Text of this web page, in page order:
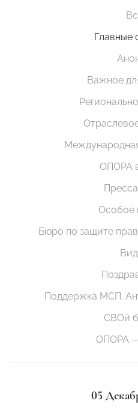
Главные
Важное
ОПОРА
Особое
Бюро по защите
Поддержка МСП.
СВОй
ОПОРА
05